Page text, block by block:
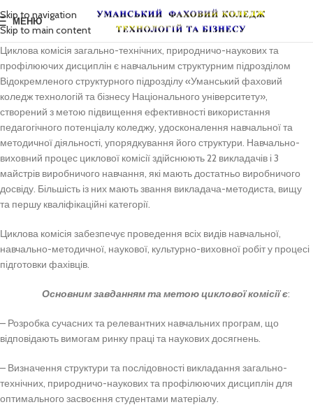
Skip to navigation
Skip to main content
МЕНЮ
Циклова комісія загально-технічних, природничо-наукових та
профілюючих дисциплін є навчальним структурним підрозділом
Відокремленого структурного підрозділу «Уманський фаховий
коледж технологій та бізнесу Національного університету»,
створений з метою підвищення ефективності використання
педагогічного потенціалу коледжу, удосконалення навчальної та
методичної діяльності, упорядкування його структури. Навчально-
виховний процес циклової комісії здійснюють 22 викладачів і 3
майстрів виробничого навчання, які мають достатньо виробничого
досвіду. Більшість із них мають звання викладача-методиста, вищу
та першу кваліфікаційні категорії.
Циклова комісія забезпечує проведення всіх видів навчальної,
навчально-методичної, наукової, культурно-виховної робіт у процесі
підготовки фахівців.
Основним завданням та метою циклової комісії є:
– Розробка сучасних та релевантних навчальних програм, що
відповідають вимогам ринку праці та наукових досягнень.
– Визначення структури та послідовності викладання загально-
технічних, природничо-наукових та профілюючих дисциплін для
оптимального засвоєння студентами матеріалу.